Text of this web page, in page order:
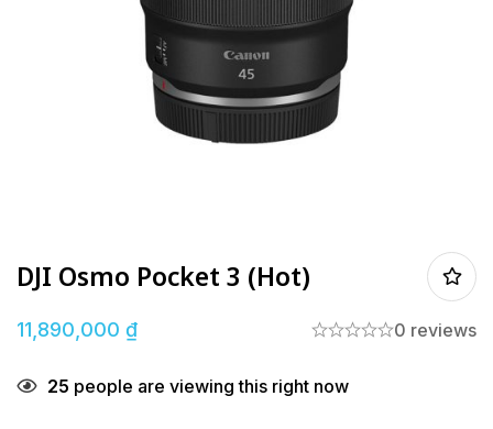
DJI Osmo Pocket 3 (Hot)
11,890,000 ₫ 0 reviews
25 people are viewing this right now